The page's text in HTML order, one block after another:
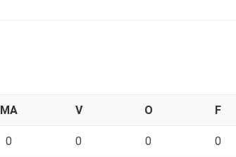
MA V O F
0 0 0 0